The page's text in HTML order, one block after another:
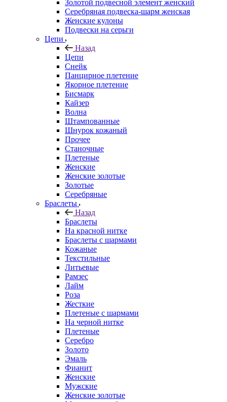
Золотой подвесной элемент женcкий
Серебряная подвеска-шарм женская
Женские кулоны
Подвески на серьги
Цепи
Назад
Цепи
Снейк
Панцирное плетение
Якорное плетение
Бисмарк
Кайзер
Волна
Штампованные
Шнурок кожаный
Прочее
Станочные
Плетеные
Женские
Женские золотые
Золотые
Серебряные
Браслеты
Назад
Браслеты
На красной нитке
Браслеты с шармами
Кожаные
Текстильные
Литьевые
Рамзес
Лайм
Роза
Жесткие
Плетеные с шармами
На черной нитке
Плетеные
Серебро
Золото
Эмаль
Фианит
Женские
Мужские
Женские золотые